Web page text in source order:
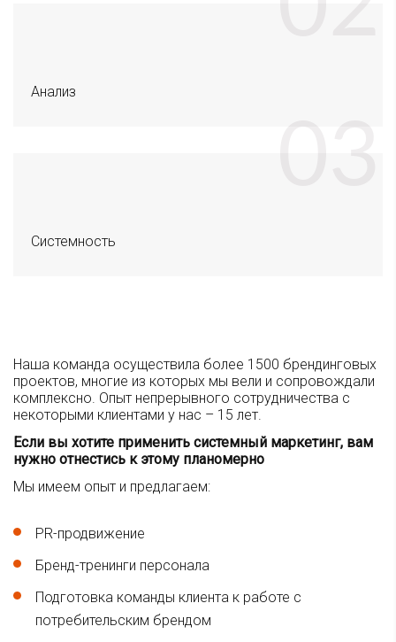
Анализ
Системность
Наша команда осуществила более 1500 брендинговых
проектов, многие из которых мы вели и сопровождали
комплексно. Опыт непрерывного сотрудничества с
некоторыми клиентами у нас – 15 лет.
Если вы хотите применить системный маркетинг, вам
нужно отнестись к этому планомерно
Мы имеем опыт и предлагаем:
PR-продвижение
Бренд-тренинги персонала
Подготовка команды клиента к работе с
потребительским брендом